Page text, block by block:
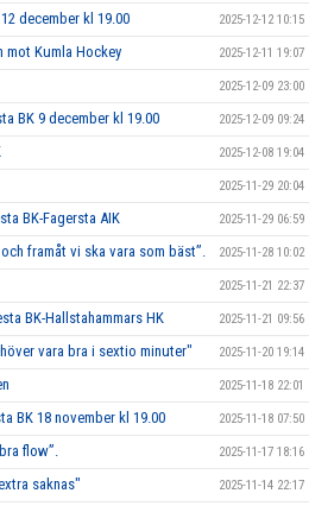
december kl 19.00 2025-12-12 10:15
mot Kumla Hockey 2025-12-11 19:07
2025-12-09 23:00
BK 9 december kl 19.00 2025-12-09 09:24
2025-12-08 19:04
2025-11-29 20:04
BK-Fagersta AIK 2025-11-29 06:59
framåt vi ska vara som bäst”. 2025-11-28 10:02
2025-11-21 22:37
BK-Hallstahammars HK 2025-11-21 09:56
vara bra i sextio minuter" 2025-11-20 19:14
2025-11-18 22:01
BK 18 november kl 19.00 2025-11-18 07:50
flow”. 2025-11-17 18:16
saknas" 2025-11-14 22:17